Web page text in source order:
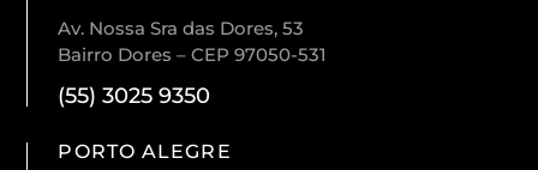
Av. Nossa Sra das Dores, 53
Bairro Dores – CEP 97050-531
(55) 3025 9350
PORTO ALEGRE